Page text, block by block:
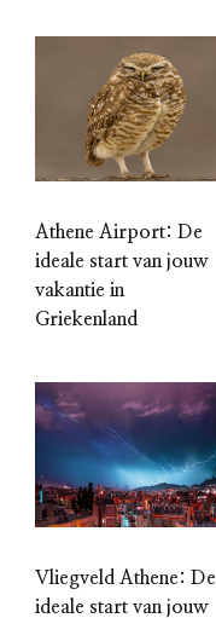
Athene Airport: De
ideale start van jouw
vakantie in
Griekenland
Vliegveld Athene: De
ideale start van jouw